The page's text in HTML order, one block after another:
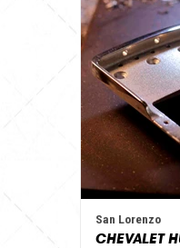
San Lorenzo